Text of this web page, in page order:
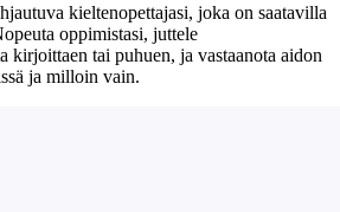
kieltenopettajasi, joka on saatavilla
oppimistasi, juttele
kirjoittaen tai puhuen, ja vastaanota aidon
ja milloin vain.